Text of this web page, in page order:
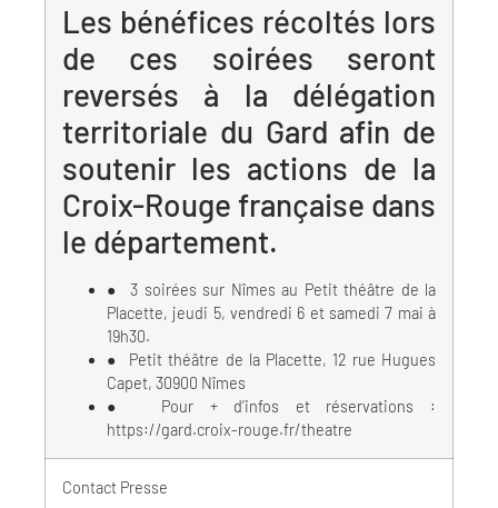
Les bénéfices récoltés lors
de ces soirées seront
reversés à la délégation
territoriale du Gard afin de
soutenir les actions de la
Croix-Rouge française dans
le département.
● 3 soirées sur Nîmes au Petit théâtre de la
Placette, jeudi 5, vendredi 6 et samedi 7 mai à
19h30.
● Petit théâtre de la Placette, 12 rue Hugues
Capet, 30900 Nîmes
● Pour + d’infos et réservations :
https://gard.croix-rouge.fr/theatre
Contact Presse